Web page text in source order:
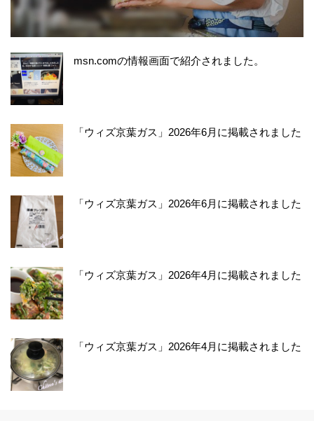
msn.comの情報画面で紹介されました。
「ウィズ京葉ガス」2026年6月に掲載されました
「ウィズ京葉ガス」2026年6月に掲載されました
「ウィズ京葉ガス」2026年4月に掲載されました
「ウィズ京葉ガス」2026年4月に掲載されました